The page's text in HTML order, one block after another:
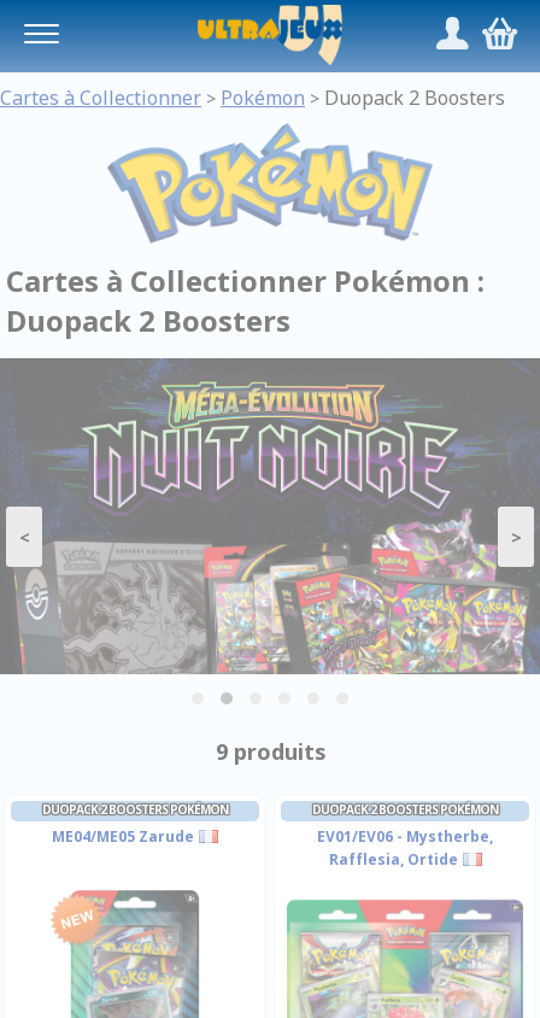
/,
Cartes à Collectionner > Pokémon > Duopack 2 Boosters
Cartes à Collectionner Pokémon :
Duopack 2 Boosters
< >
9 produits
DUOPACK 2 BOOSTERS POKÉMON
ME04/ME05 Zarude
DUOPACK 2 BOOSTERS POKÉMON
EV01/EV06 - Mystherbe,
Rafflesia, Ortide